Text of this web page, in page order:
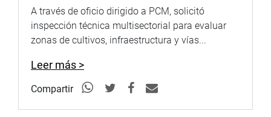
A través de oficio dirigido a PCM, solicitó
inspección técnica multisectorial para evaluar
zonas de cultivos, infraestructura y vías...
Leer más >
Compartir